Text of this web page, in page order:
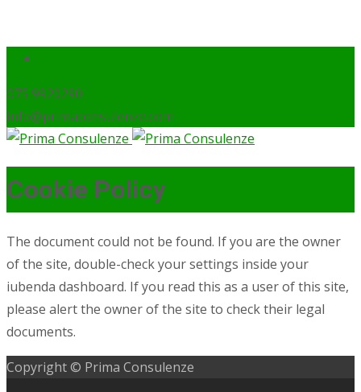
075 9920290
info@primaconsulenze.com
Cookie Policy
The document could not be found. If you are the owner
of the site, double-check your settings inside your
iubenda dashboard. If you read this as a user of this site,
please alert the owner of the site to check their legal
documents.
Copyright © Prima Consulenze